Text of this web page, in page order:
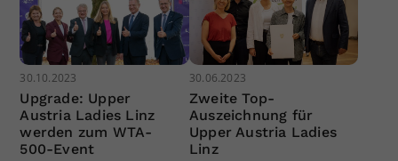
30.10.2023
Upgrade: Upper
Austria Ladies Linz
werden zum WTA-
500-Event
30.06.2023
Zweite Top-
Auszeichnung für
Upper Austria Ladies
Linz